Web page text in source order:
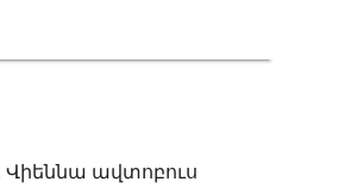
ավտոբուս